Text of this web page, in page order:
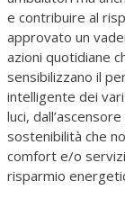
e contribuire al
approvato un
azioni quotidiane
sensibilizzano il
intelligente dei
luci,
sostenibilità che
comfort e/o
risparmio